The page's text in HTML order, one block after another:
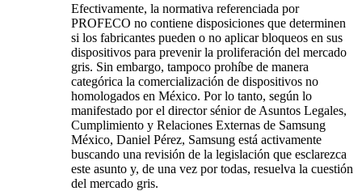
Efectivamente, la normativa referenciada por
PROFECO no contiene disposiciones que determinen
si los fabricantes pueden o no aplicar bloqueos en sus
dispositivos para prevenir la proliferación del mercado
gris. Sin embargo, tampoco prohíbe de manera
categórica la comercialización de dispositivos no
homologados en México. Por lo tanto, según lo
manifestado por el director sénior de Asuntos Legales,
Cumplimiento y Relaciones Externas de Samsung
México, Daniel Pérez, Samsung está activamente
buscando una revisión de la legislación que esclarezca
este asunto y, de una vez por todas, resuelva la cuestión
del mercado gris.